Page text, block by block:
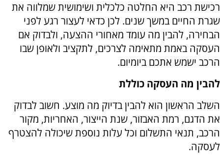
רכישת רכב היא החלטה כלכלית ושימושית שמלווה את
שגרת החיים במשך שנים. לכן כדאי לעצור רגע לפני
הבחירה, להבין מה עומד מאחורי ההצעה, ולבדוק אם
העסקה באמת מתאימה לצרכים, לתקציב ולאופן שבו
הרכב ישמש אתכם ביומיום.
להבין מה העסקה כוללת
השלב הראשון הוא להבין בדיוק מה מוצע. חשוב לבדוק
את הדגם, רמת האבזור, שנת הייצור, האחריות, מקור
הרכב, תנאי התשלום וכל עלות נוספת שיכולה להצטרף
לעסקה.